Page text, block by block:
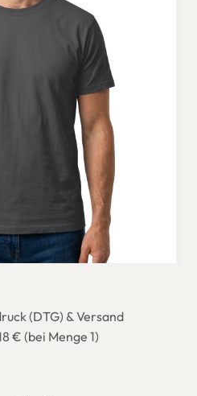
(DTG) & Versand
€ (bei Menge 1)